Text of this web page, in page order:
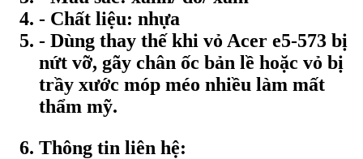
- Chất liệu: nhựa
- Dùng thay thế khi vỏ Acer e5-573 bị
nứt vỡ, gãy chân ốc bản lề hoặc vỏ bị
trầy xước móp méo nhiều làm mất
thẩm mỹ.
Thông tin liên hệ: